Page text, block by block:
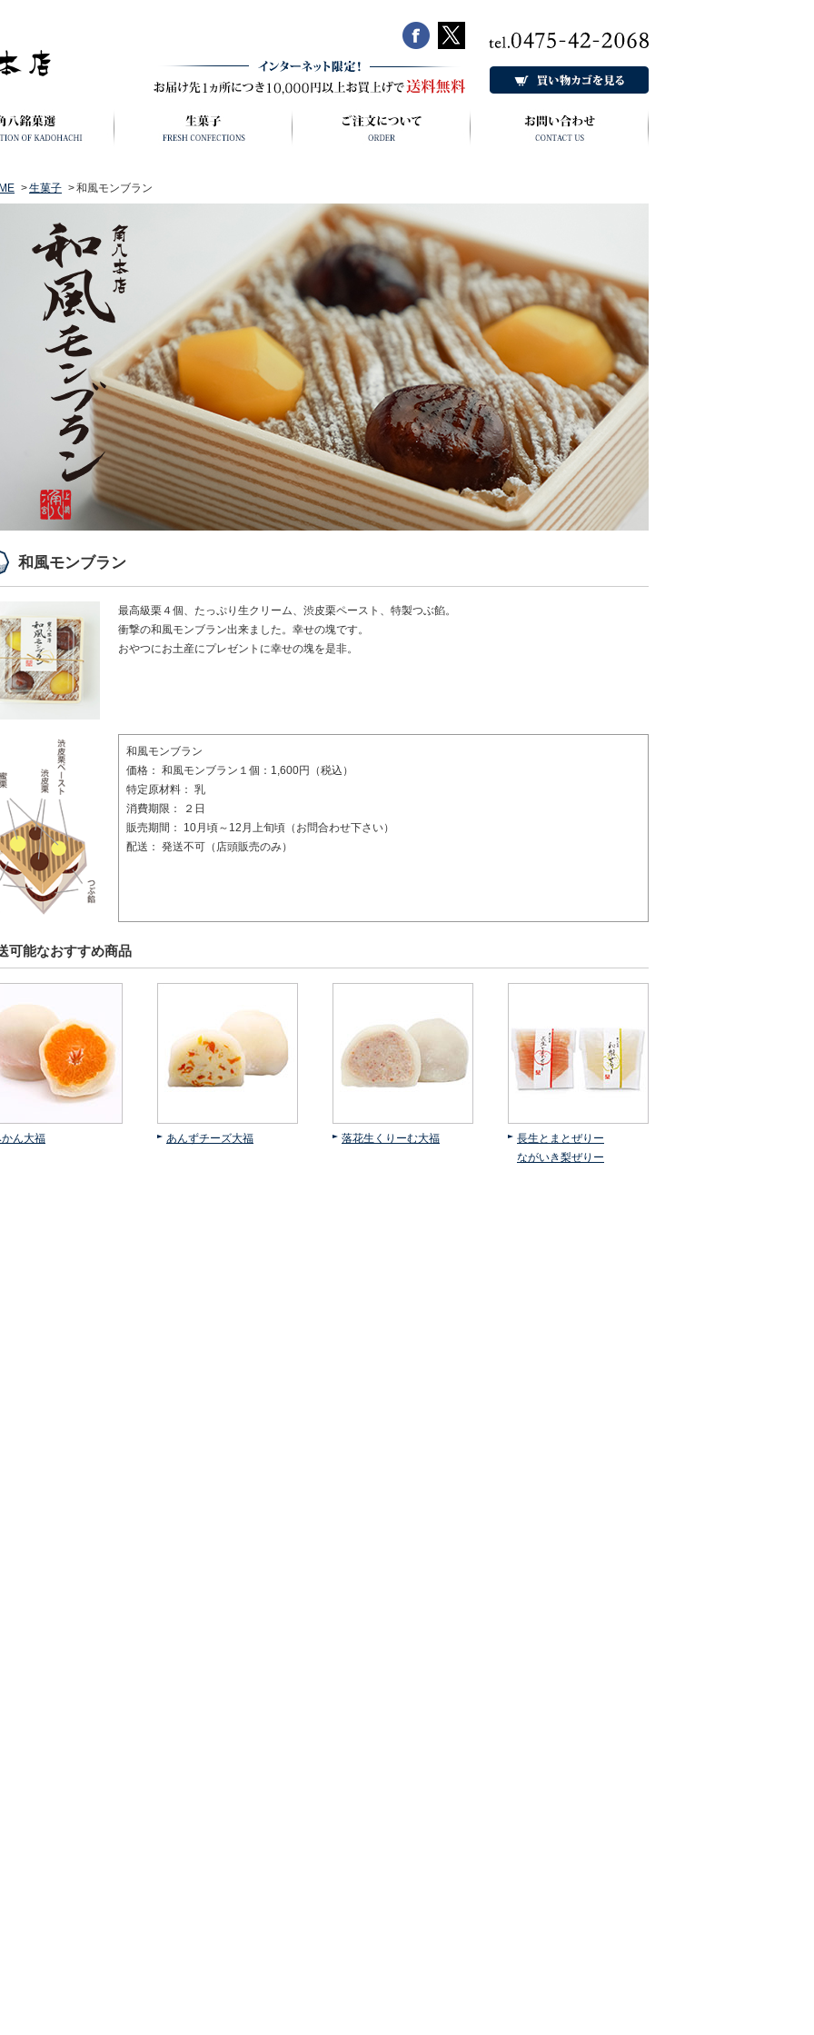
生菓子 和風モンブラン
和風モンブラン
最高級栗４個、たっぷり生クリーム、渋皮栗ペースト、特製つぶ餡。
衝撃の和風モンブラン出来ました。幸せの塊です。
おやつにお土産にプレゼントに幸せの塊を是非。
和風モンブラン
価格： 和風モンブラン１個：1,600円（税込）
特定原材料： 乳
消費期限：
２日
販売期間：
10月頃～12月上旬頃（お問合わせ下さい）
配送： 発送不可（店頭販売のみ）
可能なおすすめ商品
ん大福 あんずチーズ大福 落花生くりーむ大福
長生とまとぜりー
ながいき梨ぜりー